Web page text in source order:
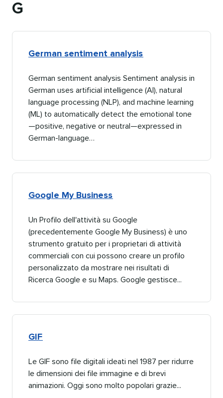
G​​
German sentiment analysis​​
German sentiment analysis Sentiment analysis in
German uses artificial intelligence (AI), natural
language processing (NLP), and machine learning
(ML) to automatically detect the emotional tone
—positive, negative or neutral—expressed in
German-language…​​
Google My Business​​
Un Profilo dell'attività su Google
(precedentemente Google My Business) è uno
strumento gratuito per i proprietari di attività
commerciali con cui possono creare un profilo
personalizzato da mostrare nei risultati di
Ricerca Google e su Maps. Google gestisce...​​
GIF​​
Le GIF sono file digitali ideati nel 1987 per ridurre
le dimensioni dei file immagine e di brevi
animazioni. Oggi sono molto popolari grazie...​​